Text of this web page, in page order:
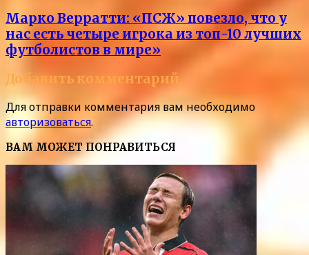
Марко Верратти: «ПСЖ» повезло, что у
нас есть четыре игрока из топ-10 лучших
футболистов в мире»
Добавить комментарий
Для отправки комментария вам необходимо
авторизоваться.
ВАМ МОЖЕТ ПОНРАВИТЬСЯ